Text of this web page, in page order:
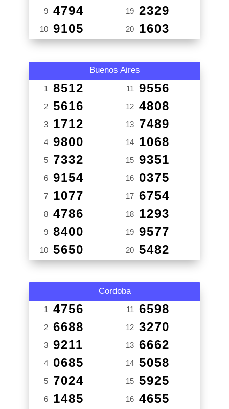
9 4794
10 9105
19 2329
20 1603
Buenos Aires
1 8512
2 5616
3 1712
4 9800
5 7332
6 9154
7 1077
8 4786
9 8400
10 5650
11 9556
12 4808
13 7489
14 1068
15 9351
16 0375
17 6754
18 1293
19 9577
20 5482
Cordoba
1 4756
2 6688
3 9211
4 0685
5 7024
6 1485
11 6598
12 3270
13 6662
14 5058
15 5925
16 4655